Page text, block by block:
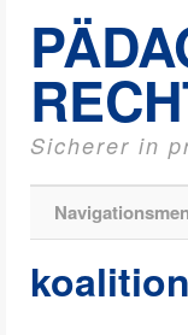
Sicherer in